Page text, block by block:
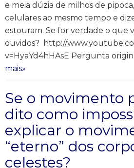
e meia dúzia de milhos de
celulares ao mesmo tempo e
estouram. Se for verdade o que
ouvidos? http://
v=HyaYd4hHAsE Pergunta
mais»
Se o movimento
dito como
explicar o
“eterno” dos
celestes?